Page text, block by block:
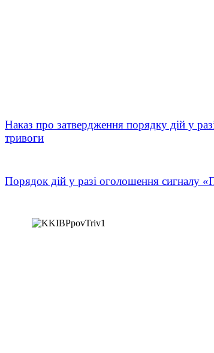
Наказ про затвердження порядку дій у
тривоги
Порядок дій у разі оголошення сигналу